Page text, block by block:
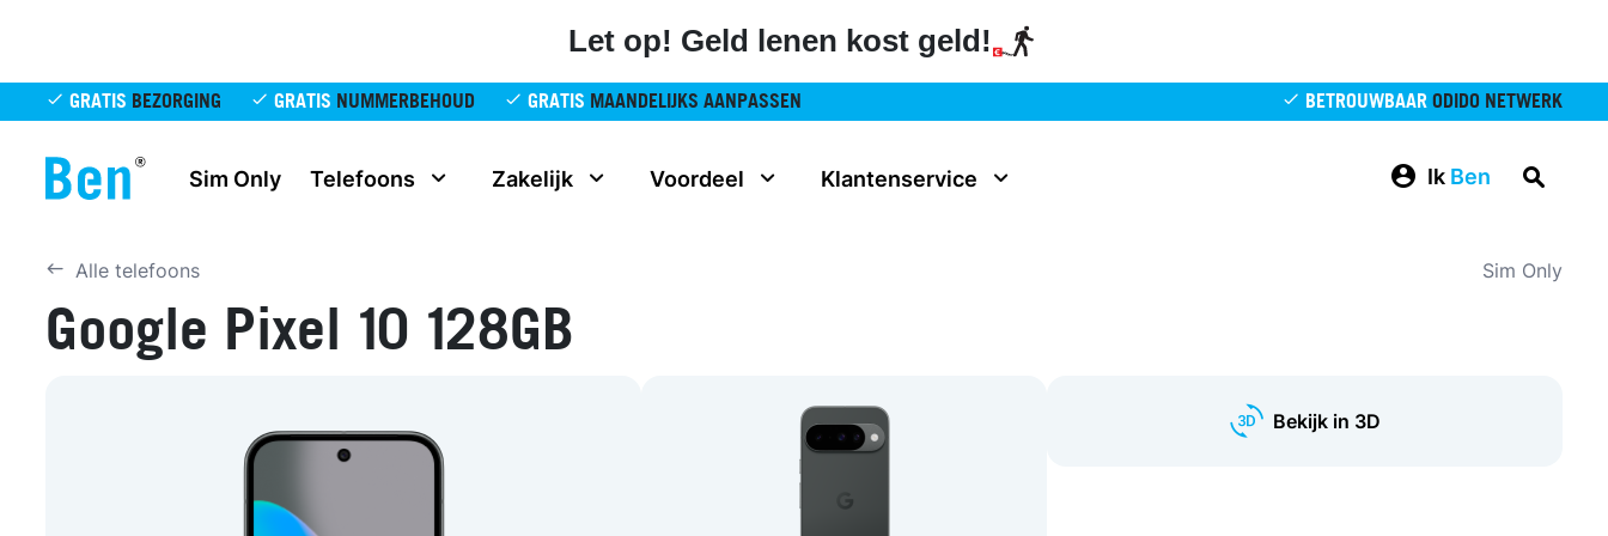
Let op! Geld lenen kost geld!
GRATIS BEZORGING GRATIS NUMMERBEHOUD GRATIS MAANDELIJKS AANPASSEN BETROUWBAAR ODIDO NETWERK
Sim Only Telefoons Zakelijk Voordeel Klantenservice Ik Ben
Alle telefoons Sim Only
Google Pixel 10 128GB
Bekijk in 3D